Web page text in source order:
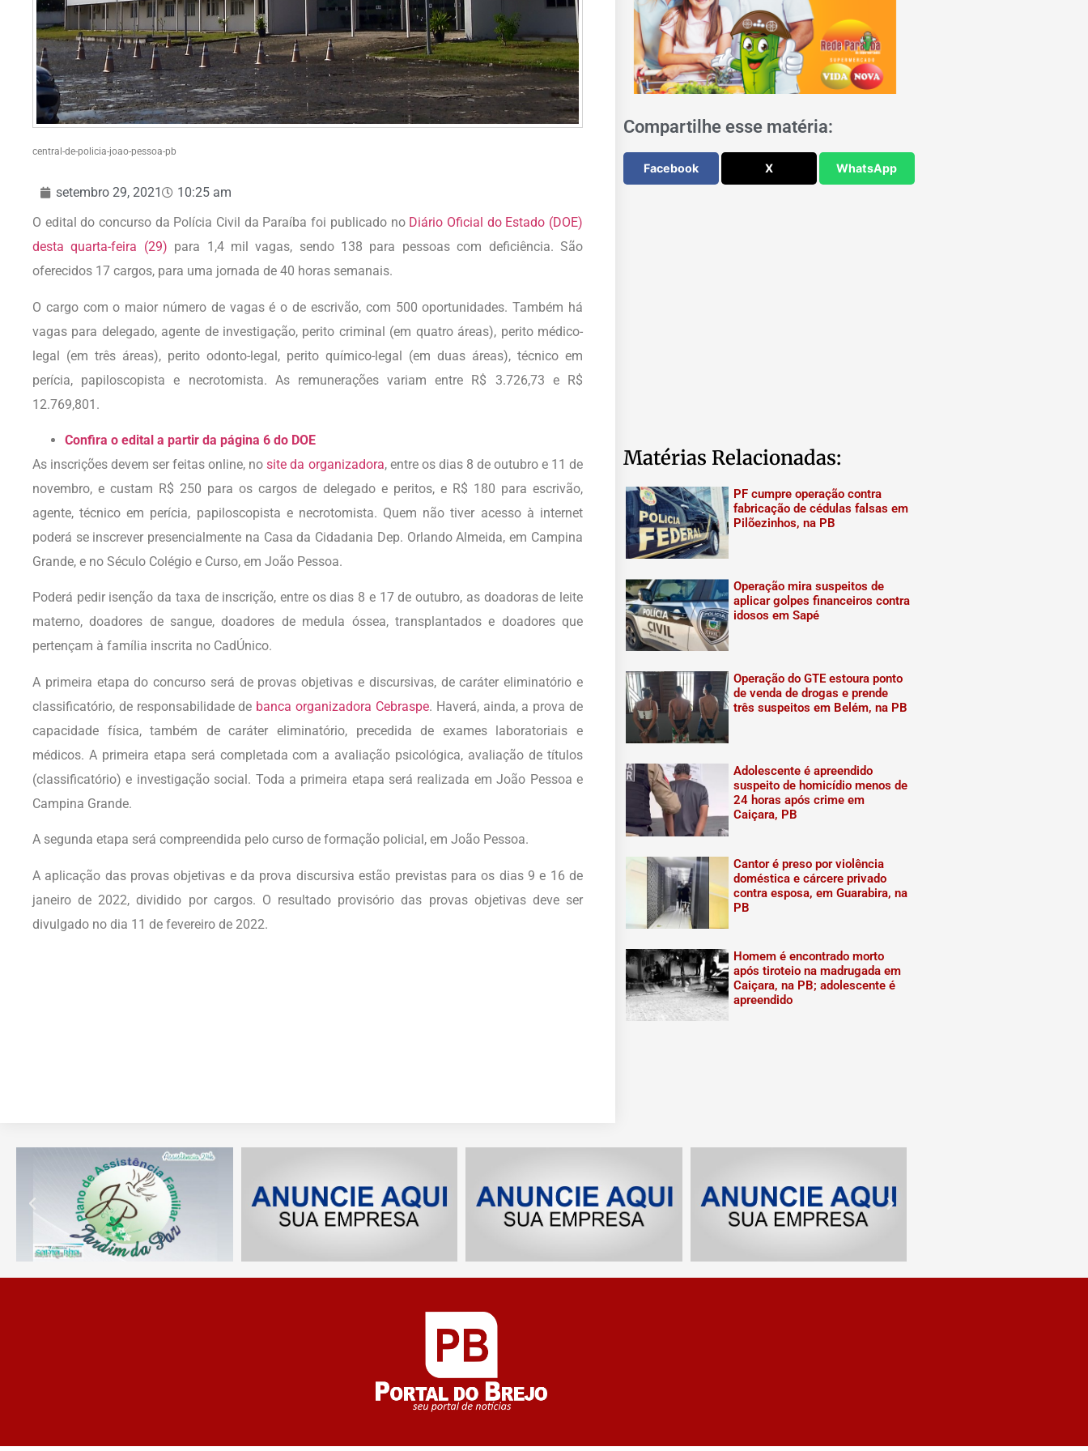
central-de-policia-joao-pessoa-pb
setembro 29, 2021
10:25 am
O edital do concurso da Polícia Civil da Paraíba foi publicado no Diário Oficial do Estado (DOE)
desta quarta-feira (29) para 1,4 mil vagas, sendo 138 para pessoas com deficiência. São
oferecidos 17 cargos, para uma jornada de 40 horas semanais.
O cargo com o maior número de vagas é o de escrivão, com 500 oportunidades. Também há
vagas para delegado, agente de investigação, perito criminal (em quatro áreas), perito médico-
legal (em três áreas), perito odonto-legal, perito químico-legal (em duas áreas), técnico em
perícia, papiloscopista e necrotomista. As remunerações variam entre R$ 3.726,73 e R$
12.769,801.
Confira o edital a partir da página 6 do DOE
As inscrições devem ser feitas online, nosite da organizadora, entre os dias 8 de outubro e 11 de
novembro, e custam R$ 250 para os cargos de delegado e peritos, e R$ 180 para escrivão,
agente, técnico em perícia, papiloscopista e necrotomista. Quem não tiver acesso à internet
poderá se inscrever presencialmente na Casa da Cidadania Dep. Orlando Almeida, em Campina
Grande, e no Século Colégio e Curso, em João Pessoa.
Poderá pedir isenção da taxa de inscrição, entre os dias 8 e 17 de outubro, as doadoras de leite
materno, doadores de sangue, doadores de medula óssea, transplantados e doadores que
pertençam à família inscrita no CadÚnico.
A primeira etapa do concurso será de provas objetivas e discursivas, de caráter eliminatório e
classificatório, de responsabilidade de banca organizadora Cebraspe. Haverá, ainda, a prova de
capacidade física, também de caráter eliminatório, precedida de exames laboratoriais e
médicos. A primeira etapa será completada com a avaliação psicológica, avaliação de títulos
(classificatório) e investigação social. Toda a primeira etapa será realizada em João Pessoa e
Campina Grande.
A segunda etapa será compreendida pelo curso de formação policial, em João Pessoa.
A aplicação das provas objetivas e da prova discursiva estão previstas para os dias 9 e 16 de
janeiro de 2022, dividido por cargos. O resultado provisório das provas objetivas deve ser
divulgado no dia 11 de fevereiro de 2022.
Compartilhe esse matéria:
Facebook X WhatsApp
Matérias Relacionadas:
PF cumpre operação contra
fabricação de cédulas falsas em
Pilõezinhos, na PB
Operação mira suspeitos de
aplicar golpes financeiros contra
idosos em Sapé
Operação do GTE estoura ponto
de venda de drogas e prende
três suspeitos em Belém, na PB
Adolescente é apreendido
suspeito de homicídio menos de
24 horas após crime em
Caiçara, PB
Cantor é preso por violência
doméstica e cárcere privado
contra esposa, em Guarabira, na
PB
Homem é encontrado morto
após tiroteio na madrugada em
Caiçara, na PB; adolescente é
apreendido